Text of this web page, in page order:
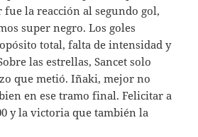
fue la reacción al segundo gol,
super negro. Los goles
total, falta de intensidad y
las estrellas, Sancet solo
que metió. Iñaki, mejor no
en ese tramo final. Felicitar a
y la victoria que también la